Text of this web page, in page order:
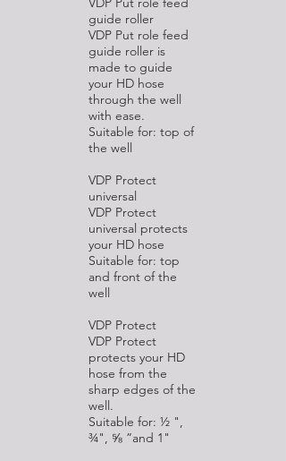
guide roller
VDP Put role feed
guide roller is
made to guide
your HD hose
through the well
with ease.
Suitable for: top of
the well
VDP Protect
universal
VDP Protect
universal protects
your HD hose
Suitable for: top
and front of the
well
VDP Protect
VDP Protect
protects your HD
hose from the
sharp edges of the
well.
Suitable for: ½ ",
¾", ⅝ ”and 1"